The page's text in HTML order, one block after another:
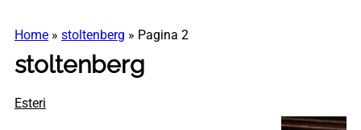
Home » stoltenberg » Pagina 2
stoltenberg
Esteri